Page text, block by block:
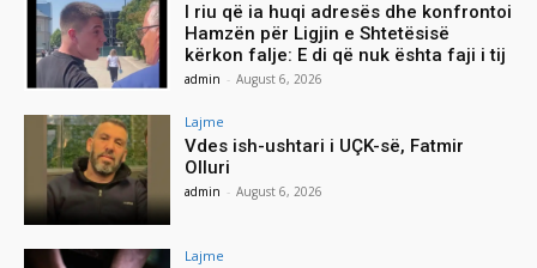
I riu që ia huqi adresës dhe konfrontoi
Hamzën për Ligjin e Shtetësisë
kërkon falje: E di që nuk ështa faji i tij
admin - August 6, 2026
Lajme
Vdes ish-ushtari i UÇK-së, Fatmir
Olluri
admin - August 6, 2026
Lajme